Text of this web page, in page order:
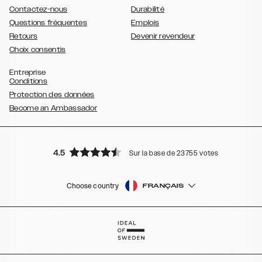
Contactez-nous
Questions fréquentes
Retours
Choix consentis
Durabilité
Emplois
Devenir revendeur
Entreprise
Conditions
Protection des données
Become an Ambassador
4.5 Sur la base de 23755 votes
Choose country FRANÇAIS